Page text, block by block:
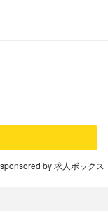
sponsored by 求人ボックス